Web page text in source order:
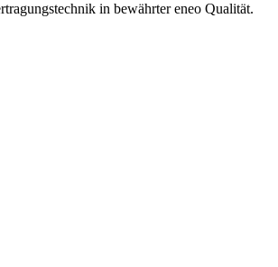
in bewährter eneo Qualität.